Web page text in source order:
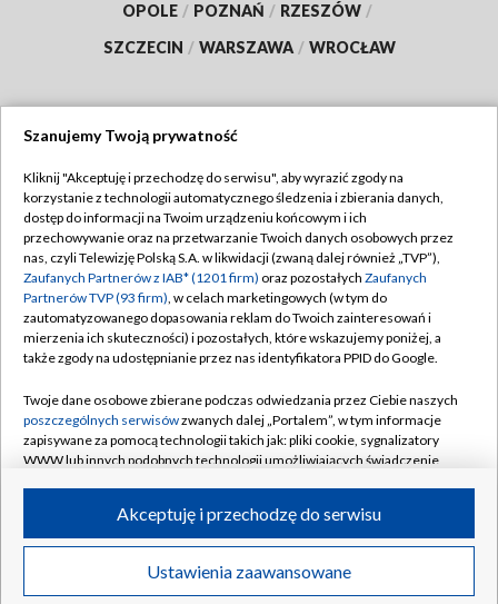
OPOLE / POZNAŃ / RZESZÓW /
SZCZECIN / WARSZAWA / WROCŁAW
TVP
Abonament TVP
Emisja w TVP
Centrum informacji TVP
Naziemna Telewizja Cyfrowa
Rada Programowa
System NOS
Informacje o nadawcy
Program dla prasy
Ogłoszenie przetargowe
Regulamin TVP
Polityka prywatności
Moje zgody
Pomoc
Kontakt
Kanały
©2026 Telewizja Polska S.A. w likwidacji
Szanujemy Twoją prywatność
Kliknij "Akceptuję i przechodzę do serwisu", aby wyrazić zgody na
korzystanie z technologii automatycznego śledzenia i zbierania danych,
dostęp do informacji na Twoim urządzeniu końcowym i ich
przechowywanie oraz na przetwarzanie Twoich danych osobowych przez
nas, czyli Telewizję Polską S.A. w likwidacji (zwaną dalej również „TVP”),
Zaufanych Partnerów z IAB* (1201 firm) oraz pozostałych Zaufanych
Partnerów TVP (93 firm), w celach marketingowych (w tym do
zautomatyzowanego dopasowania reklam do Twoich zainteresowań i
mierzenia ich skuteczności) i pozostałych, które wskazujemy poniżej, a
także zgody na udostępnianie przez nas identyfikatora PPID do Google.
Twoje dane osobowe zbierane podczas odwiedzania przez Ciebie naszych
poszczególnych serwisówzwanych dalej „Portalem”, w tym informacje
zapisywane za pomocą technologii takich jak: pliki cookie, sygnalizatory
WWW lub innych podobnych technologii umożliwiających świadczenie
ruchu w Internecie.
Twoje dane osobowe zbierane podczas odwiedzania przez Ciebie
poszczególnych serwisówna Portalu, takie jak adresy IP, identyfikatory
Ustawienia zaawansowane
Akceptuję i przechodzę do serwisu